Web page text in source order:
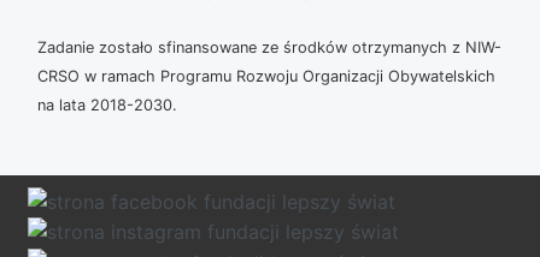
Zadanie zostało sfinansowane ze środków otrzymanych z NIW-
CRSO w ramach Programu Rozwoju Organizacji Obywatelskich
na lata 2018-2030.